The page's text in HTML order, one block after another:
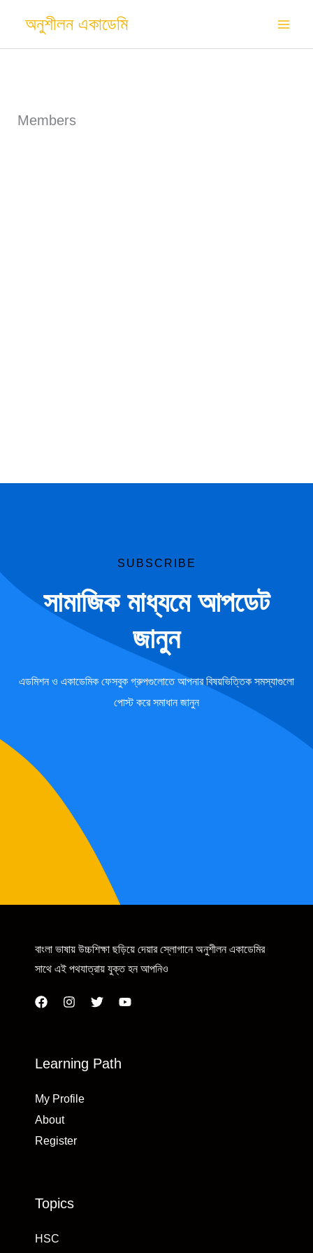
content
অনুশীলন একাডেমি
Members
SUBSCRIBE
সামাজিক মাধ্যমে আপডেট
জানুন
এডমিশন ও একাডেমিক ফেসবুক গ্রুপগুলোতে আপনার বিষয়ভিত্তিক সমস্যাগুলো
পোস্ট করে সমাধান জানুন
বাংলা ভাষায় উচ্চশিক্ষা ছড়িয়ে দেয়ার স্লোগানে অনুশীলন একাডেমির
সাথে এই পথযাত্রায় যুক্ত হন আপনিও
Learning Path
My Profile
About
Register
Topics
HSC